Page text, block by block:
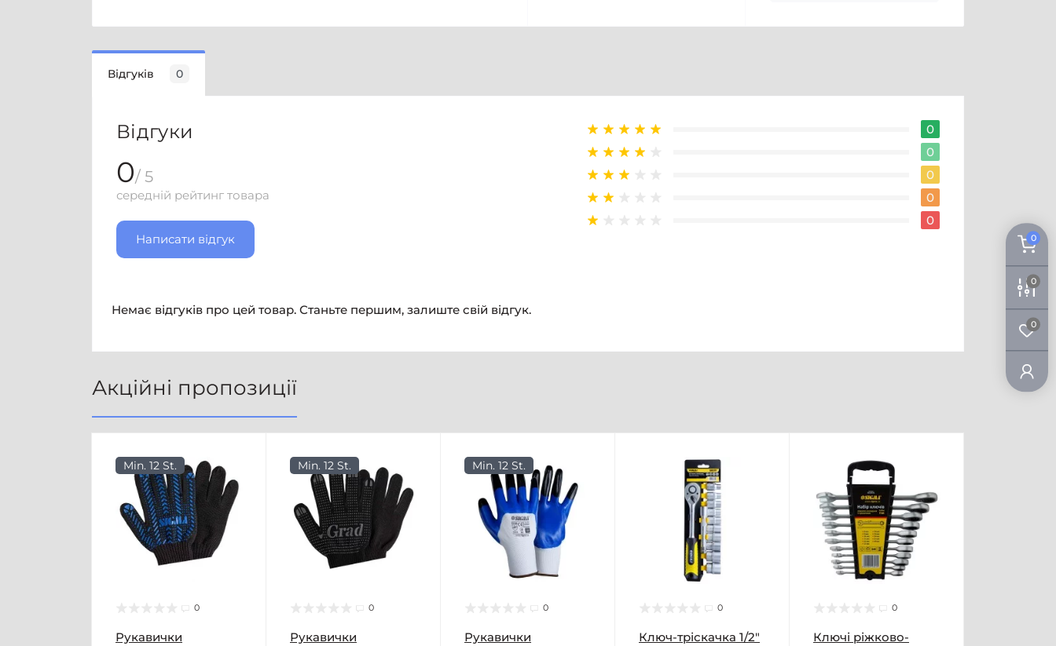
0
0
0
Відгуків 0
Відгуки
0/ 5
середній рейтинг товара
Написати відгук
0
0
0
0
0
Немає відгуків про цей товар. Станьте першим, залиште свій відгук.
Акційні пропозиції
Min. 12 St.
0
Рукавички
Min. 12 St.
0
Рукавички
Min. 12 St.
0
Рукавички
0
Ключ-тріскачка 1/2"
0
Ключі ріжково-